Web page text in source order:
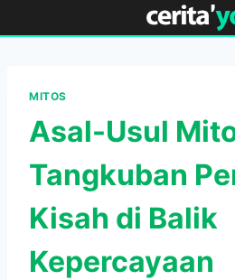
to
MITOS
Asal-Usul
Tangkuban
Kisah di Balik
Kepercayaan